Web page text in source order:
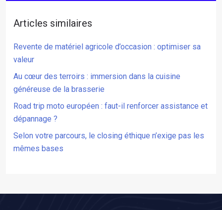
Articles similaires
Revente de matériel agricole d’occasion : optimiser sa
valeur
Au cœur des terroirs : immersion dans la cuisine
généreuse de la brasserie
Road trip moto européen : faut-il renforcer assistance et
dépannage ?
Selon votre parcours, le closing éthique n’exige pas les
mêmes bases